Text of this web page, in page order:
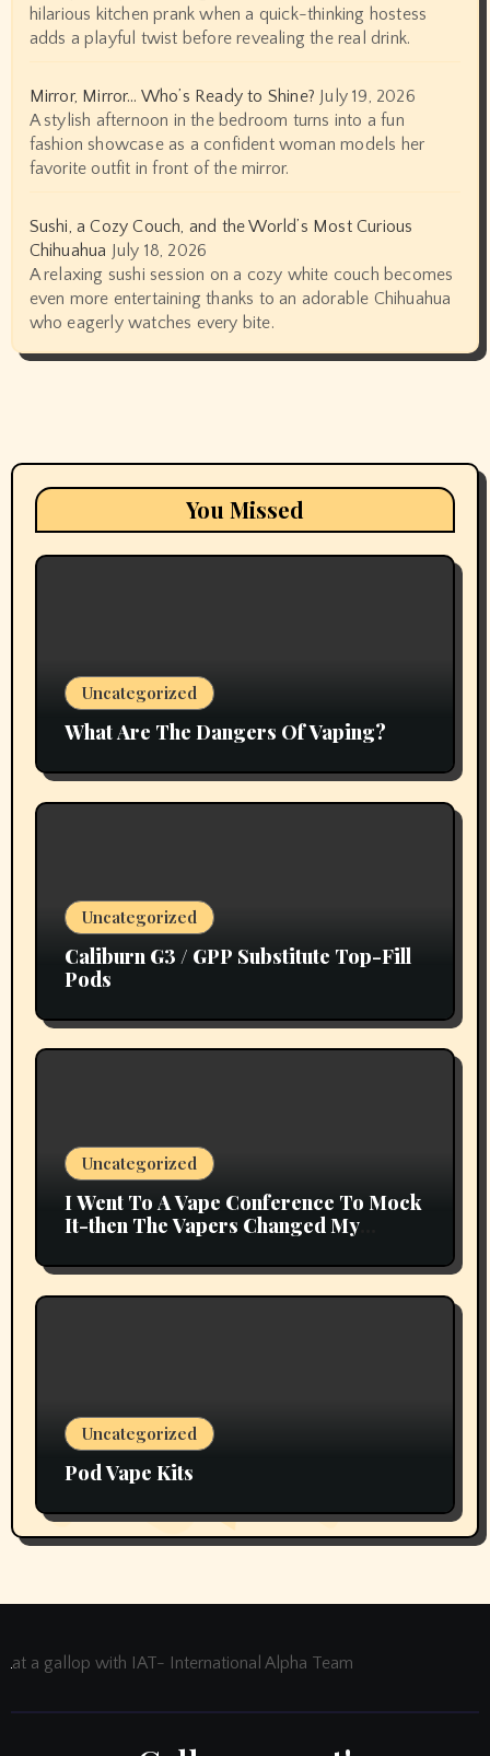
hilarious kitchen prank when a quick-thinking hostess
adds a playful twist before revealing the real drink.
Mirror, Mirror… Who’s Ready to Shine? July 19, 2026
A stylish afternoon in the bedroom turns into a fun
fashion showcase as a confident woman models her
favorite outfit in front of the mirror.
Sushi, a Cozy Couch, and the World’s Most Curious
Chihuahua July 18, 2026
A relaxing sushi session on a cozy white couch becomes
even more entertaining thanks to an adorable Chihuahua
who eagerly watches every bite.
You Missed
Uncategorized
What Are The Dangers Of Vaping?
Uncategorized
Caliburn G3 / GPP Substitute Top-Fill
Pods
Uncategorized
I Went To A Vape Conference To Mock
It-then The Vapers Changed My
Uncategorized
Pod Vape Kits
at a gallop with IAT- International Alpha Team